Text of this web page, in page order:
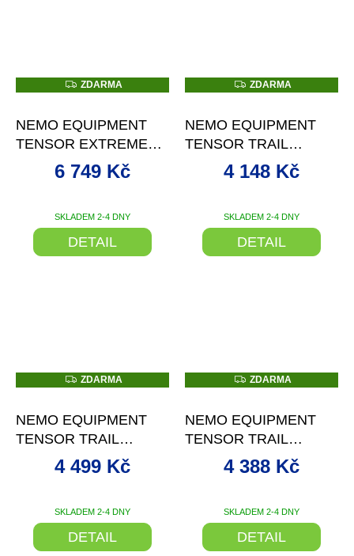
Z
D
M
A
ZDARMA
NEMO EQUIPMENT
TENSOR EXTREME
CONDITIONS
NAFUKOVACÍ
SKLADEM 2-4 DNY
6 749 Kč
DETAIL
Z
D
M
A
ZDARMA
NEMO EQUIPMENT
TENSOR TRAIL
NAFUKOVACÍ
KARIMATKA
SKLADEM 2-4 DNY
4 148 Kč
DETAIL
Z
D
M
A
ZDARMA
NEMO EQUIPMENT
TENSOR TRAIL
NAFUKOVACÍ
KARIMATKA
SKLADEM 2-4 DNY
4 499 Kč
DETAIL
Z
D
M
A
ZDARMA
NEMO EQUIPMENT
TENSOR TRAIL
NAFUKOVACÍ
KARIMATKA
SKLADEM 2-4 DNY
4 388 Kč
DETAIL